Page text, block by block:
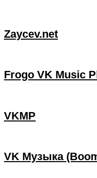
Zaycev.net
Frogo VK Music
VKMP
VK Музыка